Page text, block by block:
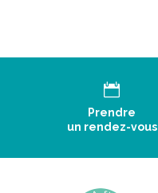
Prendre
un rendez-vous